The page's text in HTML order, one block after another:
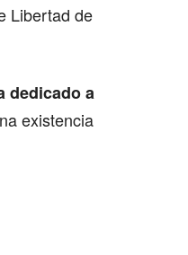
Libertad de
dedicado a
existencia